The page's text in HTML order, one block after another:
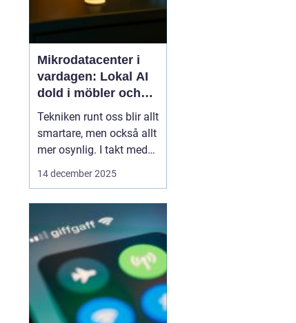
Mikrodatacenter i
vardagen: Lokal AI
dold i möbler och
lampor
Tekniken runt oss blir allt
smartare, men också allt
mer osynlig. I takt med
att lokal AI flyttar från
förändras hur vi tänker
kring beräkning,
integritet och k...
14 december 2025